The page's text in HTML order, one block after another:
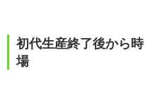
初代生産終了後から
場